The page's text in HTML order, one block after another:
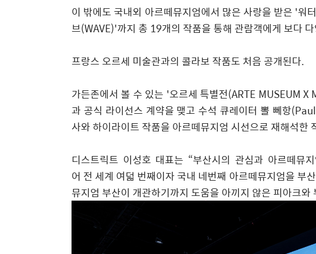
이 밖에도 국내외 아르떼뮤지엄에서 많은 사랑을 받은 '워
브(WAVE)'까지 총 19개의 작품을 통해 관람객에게 보다
프랑스 오르세 미술관과의 콜라보 작품도 처음 공개된다.
가든존에서 볼 수 있는 '오르세 특별전(ARTE MUSEUM X
과 공식 라이선스 계약을 맺고 수석 큐레이터 뽈 뻬항
사와 하이라이트 작품을 아르떼뮤지엄 시선으로 재해석한
디스트릭트 이성호 대표는 “부산시의 관심과 아르떼뮤
어 전 세계 여덟 번째이자 국내 네번째 아르떼뮤지엄을 부
뮤지엄 부산이 개관하기까지 도움을 아끼지 않은 피아크와